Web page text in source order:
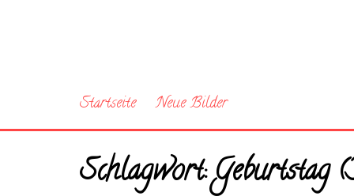
Startseite Neue Bilder
Schlagwort:Geburtstag